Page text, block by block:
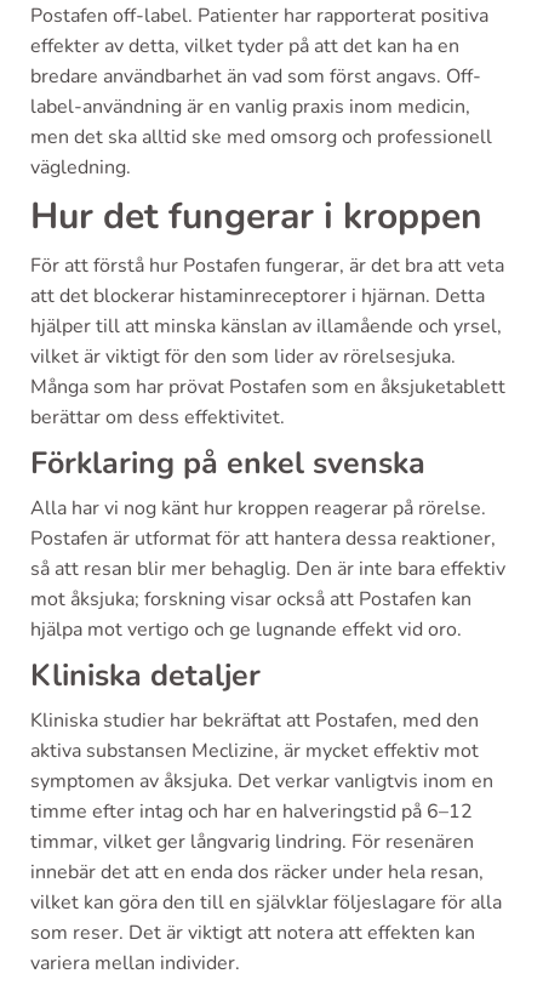
Postafen off-label. Patienter har rapporterat positiva
effekter av detta, vilket tyder på att det kan ha en
bredare användbarhet än vad som först angavs. Off-
label-användning är en vanlig praxis inom medicin,
men det ska alltid ske med omsorg och professionell
vägledning.
Hur det fungerar i kroppen
För att förstå hur Postafen fungerar, är det bra att veta
att det blockerar histaminreceptorer i hjärnan. Detta
hjälper till att minska känslan av illamående och yrsel,
vilket är viktigt för den som lider av rörelsesjuka.
Många som har prövat Postafen som en åksjuketablett
berättar om dess effektivitet.
Förklaring på enkel svenska
Alla har vi nog känt hur kroppen reagerar på rörelse.
Postafen är utformat för att hantera dessa reaktioner,
så att resan blir mer behaglig. Den är inte bara effektiv
mot åksjuka; forskning visar också att Postafen kan
hjälpa mot vertigo och ge lugnande effekt vid oro.
Kliniska detaljer
Kliniska studier har bekräftat att Postafen, med den
aktiva substansen Meclizine, är mycket effektiv mot
symptomen av åksjuka. Det verkar vanligtvis inom en
timme efter intag och har en halveringstid på 6–12
timmar, vilket ger långvarig lindring. För resenären
innebär det att en enda dos räcker under hela resan,
vilket kan göra den till en självklar följeslagare för alla
som reser. Det är viktigt att notera att effekten kan
variera mellan individer.